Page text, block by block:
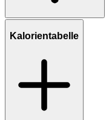
Kalorientabelle